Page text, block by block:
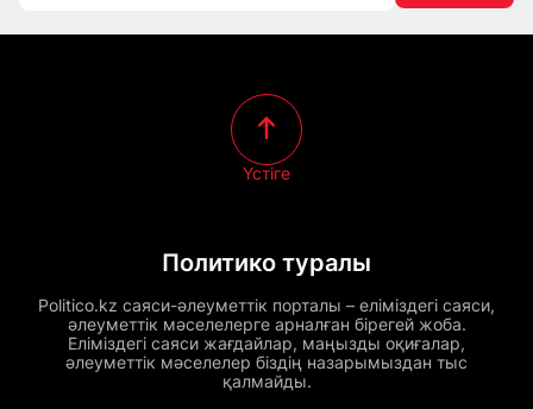
Политико туралы
Politico.kz саяси-әлеуметтік порталы – еліміздегі саяси,
әлеуметтік мәселелерге арналған бірегей жоба.
Еліміздегі саяси жағдайлар, маңызды оқиғалар,
әлеуметтік мәселелер біздің назарымыздан тыс
қалмайды.
Үстіге